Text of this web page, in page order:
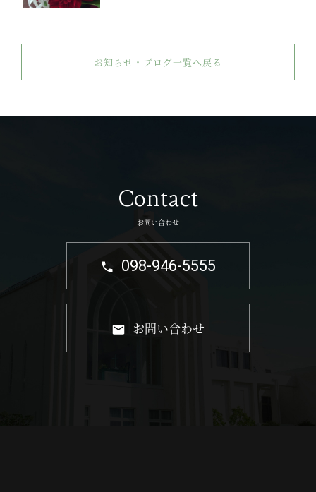
お知らせ・ブログ一覧へ戻る
Contact
お問い合わせ
098-946-5555
お問い合わせ